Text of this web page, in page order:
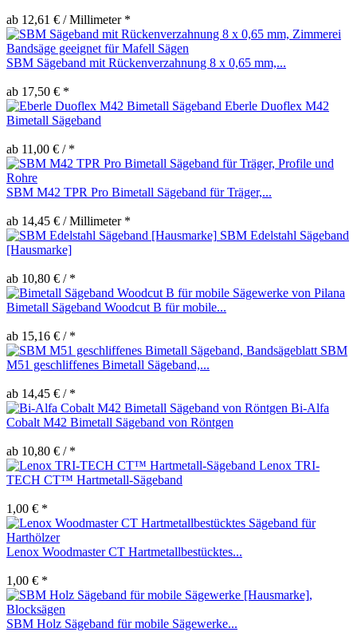
ab 12,61 € / Millimeter *
SBM Sägeband mit Rückenverzahnung 8 x 0,65 mm,...
ab 17,50 € *
Eberle Duoflex M42
Bimetall Sägeband
ab 11,00 € / *
SBM M42 TPR Pro Bimetall Sägeband für Träger,...
ab 14,45 € / Millimeter *
SBM Edelstahl Sägeband
[Hausmarke]
ab 10,80 € / *
Bimetall Sägeband Woodcut B für mobile...
ab 15,16 € / *
SBM
M51 geschliffenes Bimetall Sägeband,...
ab 14,45 € / *
Bi-Alfa
Cobalt M42 Bimetall Sägeband von Röntgen
ab 10,80 € / *
Lenox TRI-
TECH CT™ Hartmetall-Sägeband
1,00 € *
Lenox Woodmaster CT Hartmetallbestücktes...
1,00 € *
SBM Holz Sägeband für mobile Sägewerke...